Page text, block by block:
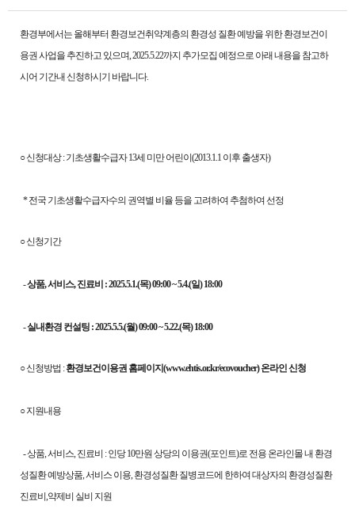
환경부에서는 올해부터 환경보건취약계층의 환경성 질환 예방을 위한 환경보건이
용권 사업을 추진하고 있으며, 2025.5.22까지 추가모집 예정으로 아래 내용을 참고하
시어 기간내 신청하시기 바랍니다.
○ 신청대상 : 기초생활수급자 13세 미만 어린이(2013.1.1 이후 출생자)
* 전국 기초생활수급자수의 권역별 비율 등을 고려하여 추첨하여 선정
○ 신청기간
-상품, 서비스, 진료비 : 2025.5.1.(목) 09:00 ~ 5.4.(일) 18:00
-실내환경 컨설팅 : 2025.5.5.(월) 09:00 ~ 5.22.(목) 18:00
○ 신청방법 :환경보건이용권 홈페이지(www.ehtis.or.kr/ecovoucher) 온라인 신청
○ 지원내용
- 상품, 서비스, 진료비 : 인당 10만원 상당의 이용권(포인트)로 전용 온라인몰 내 환경
성질환 예방상품, 서비스 이용, 환경성질환 질병코드에 한하여 대상자의 환경성질환
진료비,약제비 실비 지원